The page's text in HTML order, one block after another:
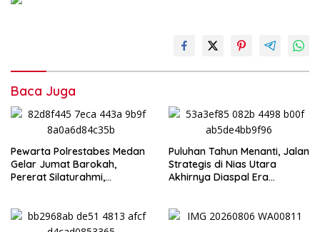
Baca Juga
Pewarta Polrestabes Medan
Gelar Jumat Barokah,
Pererat Silaturahmi,
Puluhan Tahun Menanti, Jalan
Strategis di Nias Utara
Akhirnya Diaspal Era